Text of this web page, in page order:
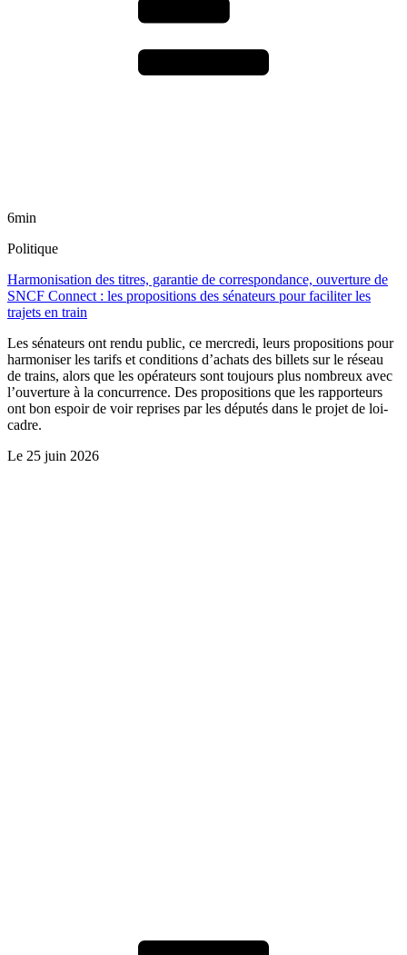
6min
Politique
Harmonisation des titres, garantie de correspondance, ouverture de
SNCF Connect : les propositions des sénateurs pour faciliter les
trajets en train
Les sénateurs ont rendu public, ce mercredi, leurs propositions pour
harmoniser les tarifs et conditions d’achats des billets sur le réseau
de trains, alors que les opérateurs sont toujours plus nombreux avec
l’ouverture à la concurrence. Des propositions que les rapporteurs
ont bon espoir de voir reprises par les députés dans le projet de loi-
cadre.
Le 25 juin 2026